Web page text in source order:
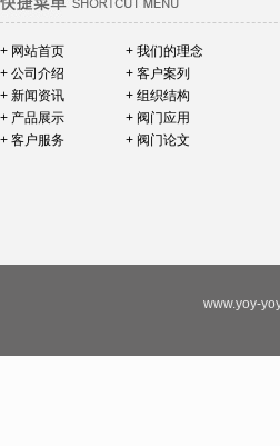
+ 网站首页
+ 我们的理念
+ 公司介绍
+ 客户案列
+ 新闻资讯
+ 组织结构
+ 产品展示
+ 阀门应用
+ 客户服务
+ 阀门论文
www.yoy-